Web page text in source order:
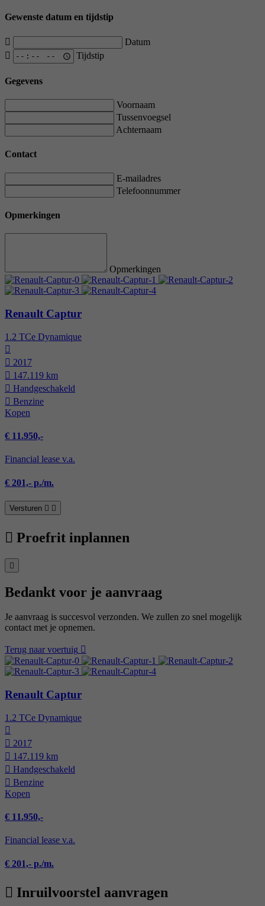
Gewenste datum en tijdstip
Datum
Tijdstip
Gegevens
Voornaam
Tussenvoegsel
Achternaam
Contact
E-mailadres
Telefoonnummer
Opmerkingen
Opmerkingen
Renault Captur
1.2 TCe Dynamique
2017
147.119 km
Hand­geschakeld
Benzine
Kopen
€ 11.950,-
Financial lease v.a.
€ 201,- p./m.
Versturen
Proefrit inplannen
Bedankt voor je aanvraag
Je aanvraag is succesvol verzonden. We zullen zo snel mogelijk
contact met je opnemen.
Terug naar voertuig
Renault Captur
1.2 TCe Dynamique
2017
147.119 km
Hand­geschakeld
Benzine
Kopen
€ 11.950,-
Financial lease v.a.
€ 201,- p./m.
Inruilvoorstel aanvragen